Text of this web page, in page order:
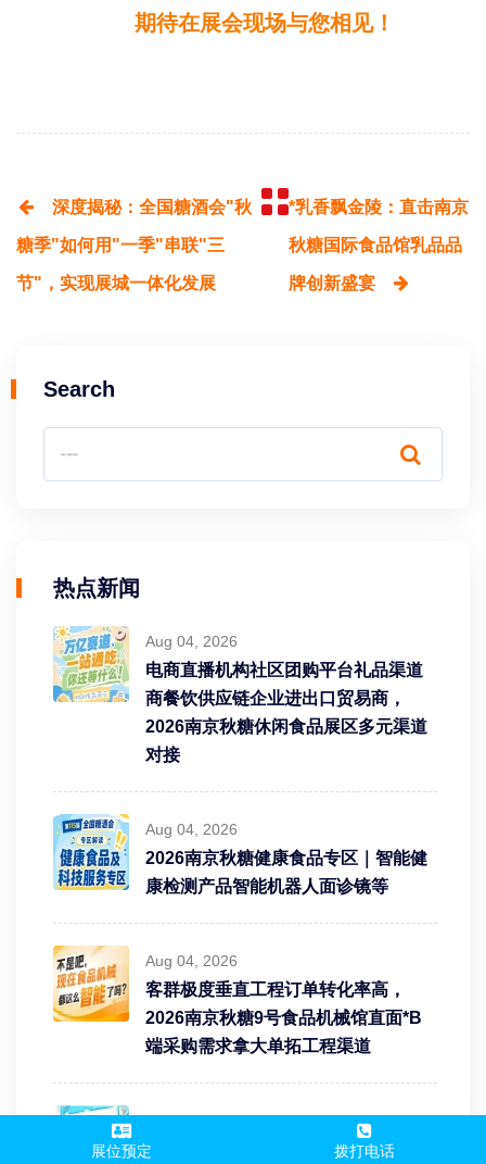
期待在展会现场与您相见！
深度揭秘：全国糖酒会"秋
糖季"如何用"一季"串联"三
节"，实现展城一体化发展
*乳香飘金陵：直击南京
秋糖国际食品馆乳品品
牌创新盛宴
Search
热点新闻
Aug 04, 2026
电商直播机构社区团购平台礼品渠道
商餐饮供应链企业进出口贸易商，
2026南京秋糖休闲食品展区多元渠道
对接
Aug 04, 2026
2026南京秋糖健康食品专区｜智能健
康检测产品智能机器人面诊镜等
Aug 04, 2026
客群极度垂直工程订单转化率高，
2026南京秋糖9号食品机械馆直面*B
端采购需求拿大单拓工程渠道
Aug 04, 2026
2026南京秋糖“清洁标签”招商进行时
展位预定 拨打电话